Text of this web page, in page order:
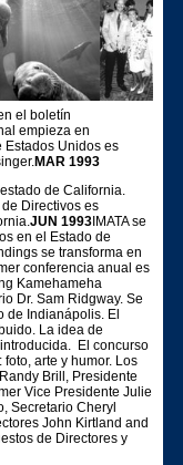
el boletín
empieza en
Estados Unidos es
MAR 1993
de California.
Directivos es
JUN 1993IMATA se
en el Estado de
se transforma en
conferencia anual es
Kamehameha
Dr. Sam Ridgway. Se
de Indianápolis. El
La idea de
El concurso
arte y humor. Los
Brill, Presidente
Vice Presidente Julie
Secretario Cheryl
John Kirtland and
de Directores y